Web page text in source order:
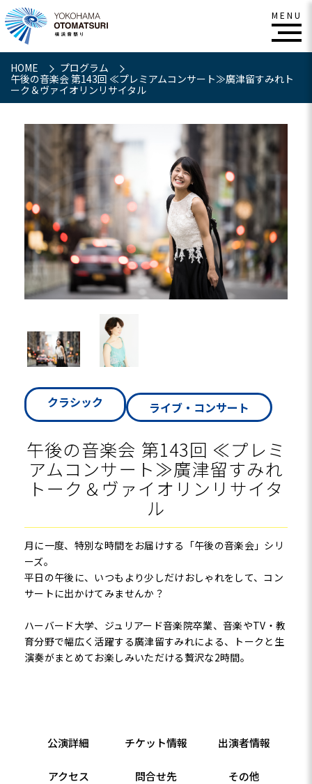
HOME
プログラム
午後の音楽会 第143回 ≪プレミアムコンサート≫廣津留すみれト
ーク＆ヴァイオリンリサイタル
クラシック ライブ・コンサート
午後の音楽会 第143回 ≪プレミ
アムコンサート≫廣津留すみれ
トーク＆ヴァイオリンリサイタ
ル
月に一度、特別な時間をお届けする「午後の音楽会」シリ
ーズ。
平日の午後に、いつもより少しだけおしゃれをして、コン
サートに出かけてみませんか？
ハーバード大学、ジュリアード音楽院卒業、音楽やTV・教
育分野で幅広く活躍する廣津留すみれによる、トークと生
演奏がまとめてお楽しみいただける贅沢な2時間。
公演詳細 チケット情報 出演者情報
アクセス 問合せ先 その他